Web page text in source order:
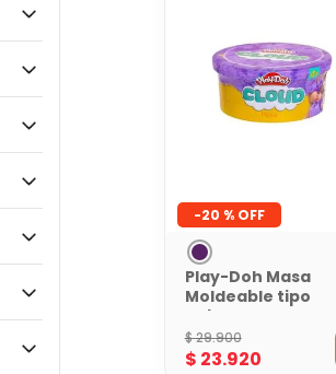
-20 %
Play-Doh Masa
Moldeable tipo
nube Morada
$29.900
$ 23.920